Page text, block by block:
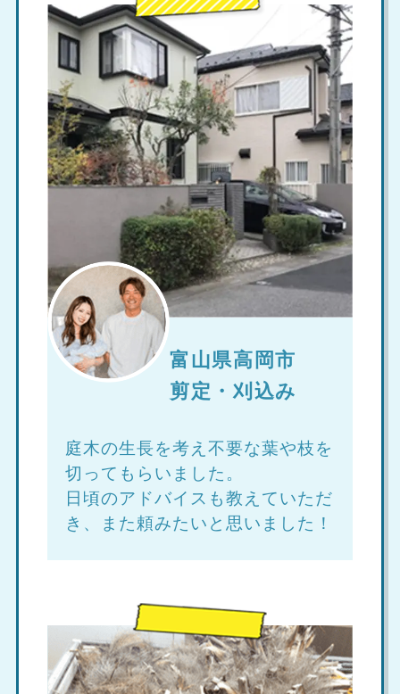
富山県高岡市
剪定・刈込み
庭木の生長を考え不要な葉や枝を
切ってもらいました。
日頃のアドバイスも教えていただ
き、また頼みたいと思いました！